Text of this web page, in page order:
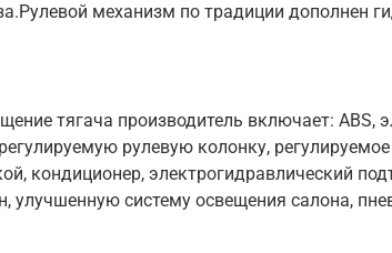
механизм по традиции дополнен
тягача производитель включает: ABS,
рулевую колонку,
кондиционер, электрогидравлический
улучшенную систему освещения салона,